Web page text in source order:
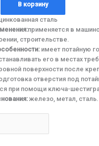
В корзину
сталь
применяется в
строительстве.
имеет потайную
его в местах
поверхности после
отверстия под
при помощи ключа-
железо, метал, сталь.